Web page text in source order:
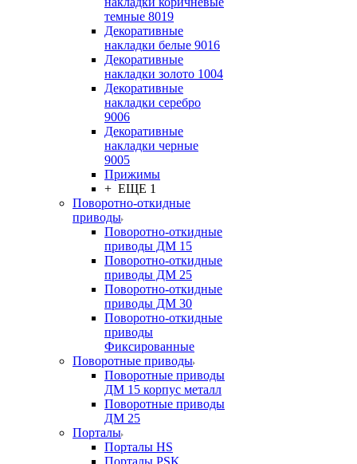
темные 8019
Декоративные
накладки белые 9016
Декоративные
накладки золото 1004
Декоративные
накладки серебро
9006
Декоративные
накладки черные
9005
Прижимы
+ ЕЩЕ 1
Поворотно-откидные
приводы
Поворотно-откидные
приводы ДМ 15
Поворотно-откидные
приводы ДМ 25
Поворотно-откидные
приводы ДМ 30
Поворотно-откидные
приводы
Фиксированные
Поворотные приводы
Поворотные приводы
ДМ 15 корпус металл
Поворотные приводы
ДМ 25
Порталы
Порталы HS
Порталы PSK